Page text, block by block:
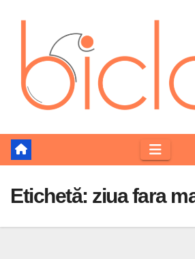
Etichetă: ziua fara